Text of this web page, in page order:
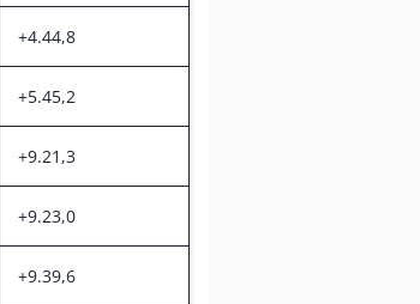
+4.44,8
+5.45,2
+9.21,3
+9.23,0
+9.39,6